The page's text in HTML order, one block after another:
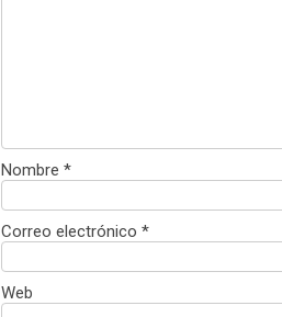
Nombre *
Correo electrónico *
Web